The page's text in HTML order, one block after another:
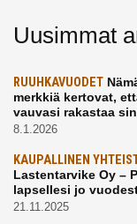
Uusimmat
RUUHKAVUODET
merkkiä kertovat,
vauvasi rakastaa
8.1.2026
KAUPALLINEN
Lastentarvike Oy –
lapsellesi jo
21.11.2025